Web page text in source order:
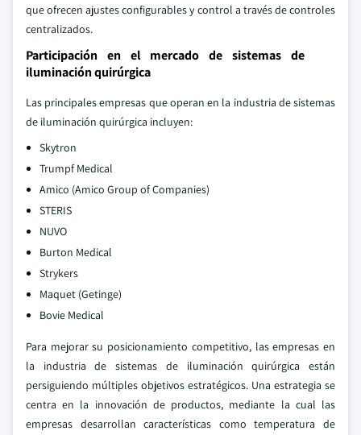
que ofrecen ajustes configurables y control a través de controles
centralizados.
Participación en el mercado de sistemas de
iluminación quirúrgica
Las principales empresas que operan en la industria de sistemas
de iluminación quirúrgica incluyen:
Skytron
Trumpf Medical
Amico (Amico Group of Companies)
STERIS
NUVO
Burton Medical
Strykers
Maquet (Getinge)
Bovie Medical
Para mejorar su posicionamiento competitivo, las empresas en
la industria de sistemas de iluminación quirúrgica están
persiguiendo múltiples objetivos estratégicos. Una estrategia se
centra en la innovación de productos, mediante la cual las
empresas desarrollan características como temperatura de